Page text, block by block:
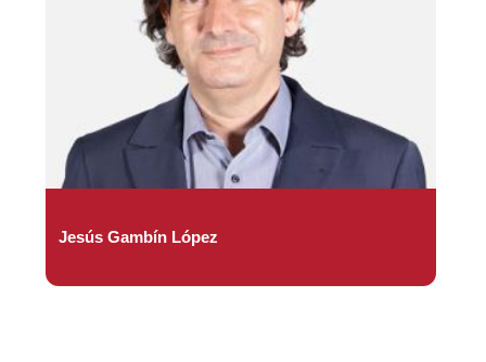
Jesús Gambín López